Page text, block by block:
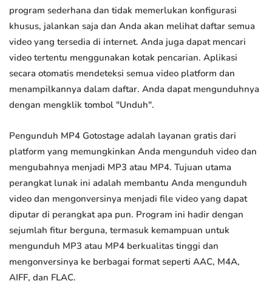
program sederhana dan tidak memerlukan konfigurasi
khusus, jalankan saja dan Anda akan melihat daftar semua
video yang tersedia di internet. Anda juga dapat mencari
video tertentu menggunakan kotak pencarian. Aplikasi
secara otomatis mendeteksi semua video platform dan
menampilkannya dalam daftar. Anda dapat mengunduhnya
dengan mengklik tombol "Unduh".
Pengunduh MP4 Gotostage adalah layanan gratis dari
platform yang memungkinkan Anda mengunduh video dan
mengubahnya menjadi MP3 atau MP4. Tujuan utama
perangkat lunak ini adalah membantu Anda mengunduh
video dan mengonversinya menjadi file video yang dapat
diputar di perangkat apa pun. Program ini hadir dengan
sejumlah fitur berguna, termasuk kemampuan untuk
mengunduh MP3 atau MP4 berkualitas tinggi dan
mengonversinya ke berbagai format seperti AAC, M4A,
AIFF, dan FLAC.